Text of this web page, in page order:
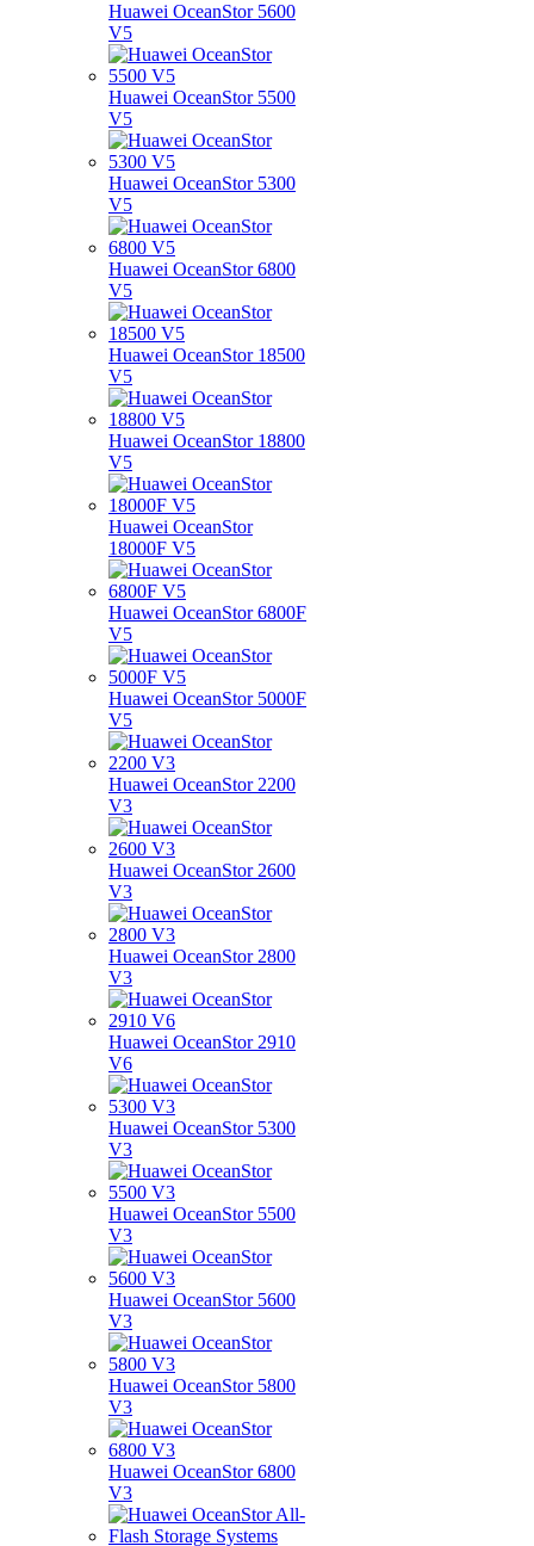
Huawei OceanStor 5600
V5
Huawei OceanStor 5500
V5
Huawei OceanStor 5300
V5
Huawei OceanStor 6800
V5
Huawei OceanStor 18500
V5
Huawei OceanStor 18800
V5
Huawei OceanStor
18000F V5
Huawei OceanStor 6800F
V5
Huawei OceanStor 5000F
V5
Huawei OceanStor 2200
V3
Huawei OceanStor 2600
V3
Huawei OceanStor 2800
V3
Huawei OceanStor 2910
V6
Huawei OceanStor 5300
V3
Huawei OceanStor 5500
V3
Huawei OceanStor 5600
V3
Huawei OceanStor 5800
V3
Huawei OceanStor 6800
V3